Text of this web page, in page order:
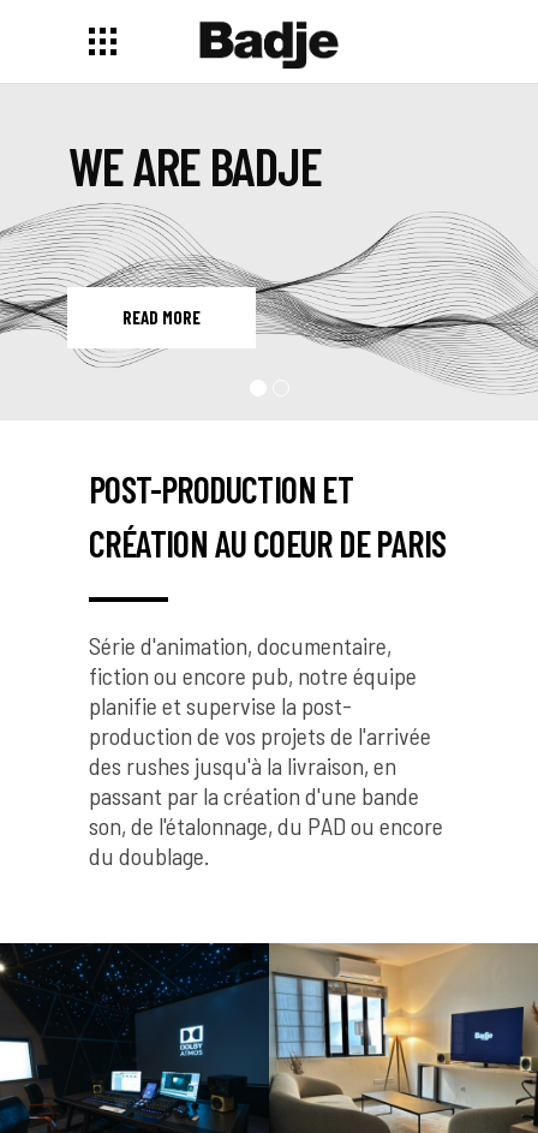
WE ARE BADJE
READ MORE
POST-PRODUCTION ET
CRÉATION AU COEUR DE PARIS
Série d'animation, documentaire,
fiction ou encore pub, notre équipe
planifie et supervise la post-
production de vos projets de l'arrivée
des rushes jusqu'à la livraison, en
passant par la création d'une bande
son, de l'étalonnage, du PAD ou encore
du doublage.